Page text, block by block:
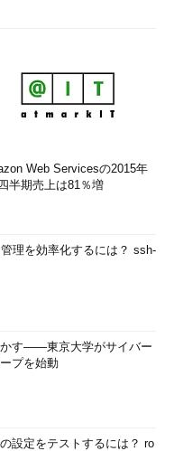
Web Servicesの2015年
半期売上は81％増
理を効率化するには？ ssh-
す――東京大学がサイバー
プを始動
設定をテストするには？ ro